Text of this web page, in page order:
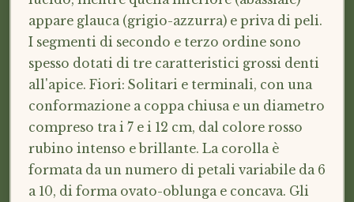
appare glauca (grigio-azzurra) e priva di peli.
I segmenti di secondo e terzo ordine sono
spesso dotati di tre caratteristici grossi denti
all'apice. Fiori: Solitari e terminali, con una
conformazione a coppa chiusa e un diametro
compreso tra i 7 e i 12 cm, dal colore rosso
rubino intenso e brillante. La corolla è
formata da un numero di petali variabile da 6
a 10, di forma ovato-oblunga e concava. Gli